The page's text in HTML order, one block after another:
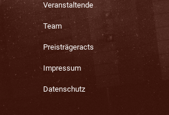
Veranstaltende
Team
Preisträgeracts
Impressum
Datenschutz